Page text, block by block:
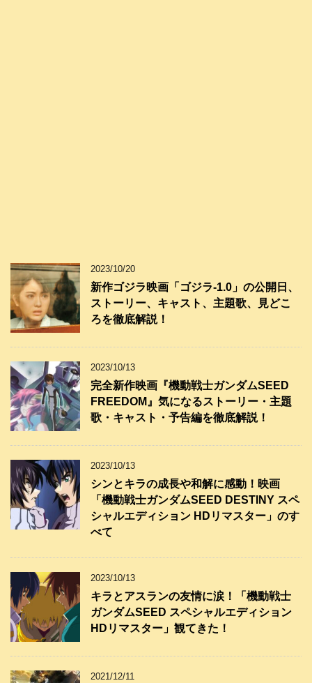
2023/10/20
新作ゴジラ映画「ゴジラ-1.0」の公開日、
ストーリー、キャスト、主題歌、見どこ
ろを徹底解説！
2023/10/13
完全新作映画『機動戦士ガンダムSEED
FREEDOM』気になるストーリー・主題
歌・キャスト・予告編を徹底解説！
2023/10/13
シンとキラの成長や和解に感動！映画
「機動戦士ガンダムSEED DESTINY スペ
シャルエディション HDリマスター」のす
べて
2023/10/13
キラとアスランの友情に涙！「機動戦士
ガンダムSEED スペシャルエディション
HDリマスター」観てきた！
2021/12/11